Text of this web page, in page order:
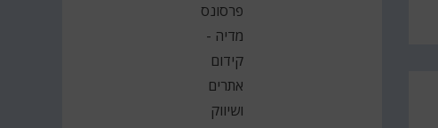
פרסונס
מדיה -
קידום
אתרים
ושיווק